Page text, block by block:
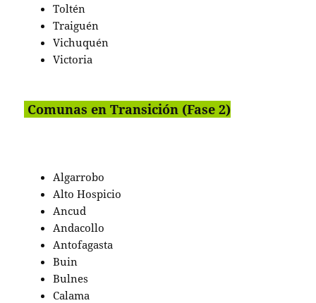
Toltén
Traiguén
Vichuquén
Victoria
Comunas en Transición (Fase 2)
Algarrobo
Alto Hospicio
Ancud
Andacollo
Antofagasta
Buin
Bulnes
Calama